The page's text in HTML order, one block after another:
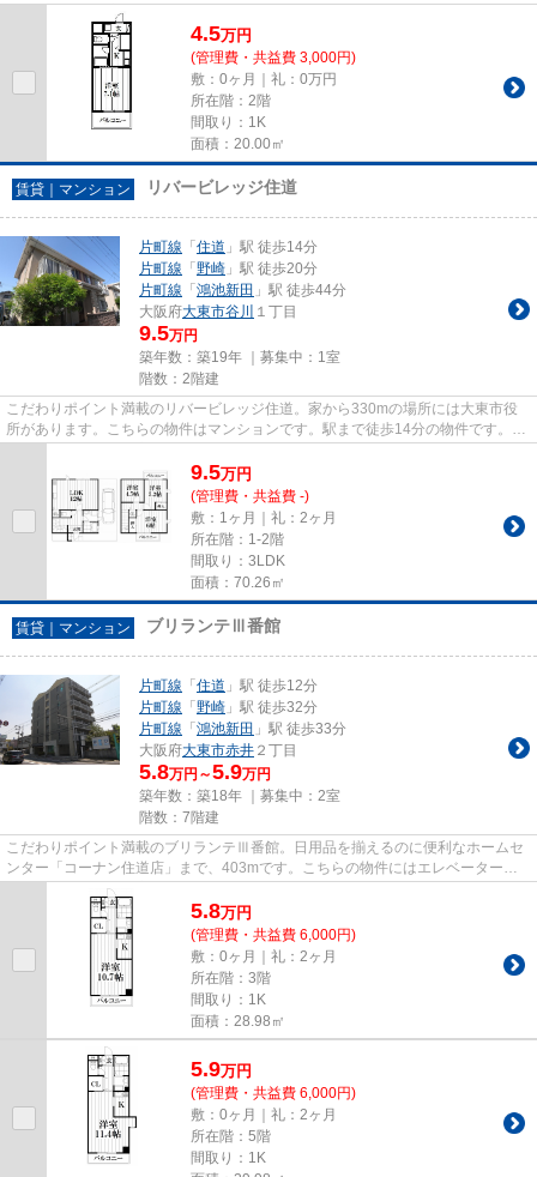
だけ早めに不動産情報を集めた...
4.5万円
(管理費・共益費 3,000円)
敷：0ヶ月｜礼：0万円
所在階：2階
間取り：1K
面積：20.00㎡
賃貸｜マンション リバービレッジ住道
片町線 「 住道 」駅 徒歩14分
片町線 「 野崎 」駅 徒歩20分
片町線 「 鴻池新田 」駅 徒歩44分
大阪府大東市谷川 １丁目
9.5万円
築年数：築19年 ｜募集中： 1室
階数：2階建
こだわりポイント満載のリバービレッジ住道。家から330mの場所には大東市役
所があります。こちらの物件はマンションです。駅まで徒歩14分の物件です。地
9.5万円
(管理費・共益費 -)
敷：1ヶ月｜礼：2ヶ月
所在階：1-2階
間取り：3LDK
面積：70.26㎡
賃貸｜マンション ブリランテⅢ番館
片町線 「 住道 」駅 徒歩12分
片町線 「 野崎 」駅 徒歩32分
片町線 「 鴻池新田 」駅 徒歩33分
大阪府大東市赤井 ２丁目
5.8万円～5.9万円
築年数：築18年 ｜募集中： 2室
階数：7階建
こだわりポイント満載のブリランテⅢ番館。日用品を揃えるのに便利なホームセ
ンター「コーナン住道店」まで、403mです。こちらの物件にはエレベーターが
あります。駅近くに立地する物件...
5.8万円
(管理費・共益費 6,000円)
敷：0ヶ月｜礼：2ヶ月
所在階：3階
間取り：1K
面積：28.98㎡
5.9万円
(管理費・共益費 6,000円)
敷：0ヶ月｜礼：2ヶ月
所在階：5階
間取り：1K